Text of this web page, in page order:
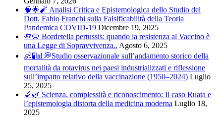
🧠🌟🧨 Analisi Critica e Epistemologica dello Studio del
Dott. Fabio Franchi sulla Falsificabilità della Teoria
Pandemica COVID-19 Dicembre 19, 2025
🦠📛 Bordetella pertussis: quando la resistenza al Vaccino è
una Legge di Sopravvivenza.. Agosto 6, 2025
👶🧪📊💭Studio osservazionale sull’andamento storico della
mortalità da rotavirus nei paesi industrializzati e riflessione
sull’impatto relativo della vaccinazione (1950–2024) Luglio
25, 2025
🔬🌿 Scienza, complessità e riconoscimento: Il caso Ruata e
l’epistemologia distorta della medicina moderna Luglio 18,
2025